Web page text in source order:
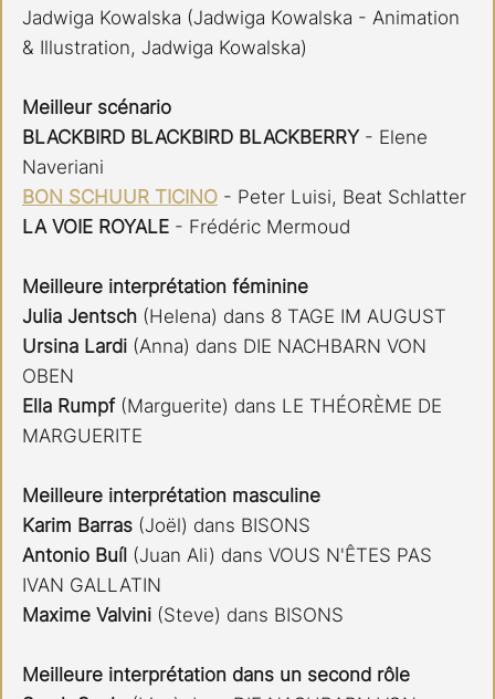
Jadwiga Kowalska (Jadwiga Kowalska - Animation
& Illustration, Jadwiga Kowalska)
Meilleur scénario
BLACKBIRD BLACKBIRD BLACKBERRY - Elene
Naveriani
BON SCHUUR TICINO - Peter Luisi, Beat Schlatter
LA VOIE ROYALE - Frédéric Mermoud
Meilleure interprétation féminine
Julia Jentsch (Helena) dans 8 TAGE IM AUGUST
Ursina Lardi (Anna) dans DIE NACHBARN VON
OBEN
Ella Rumpf (Marguerite) dans LE THÉORÈME DE
MARGUERITE
Meilleure interprétation masculine
Karim Barras (Joël) dans BISONS
Antonio Buíl (Juan Ali) dans VOUS N'ÊTES PAS
IVAN GALLATIN
Maxime Valvini (Steve) dans BISONS
Meilleure interprétation dans un second rôle